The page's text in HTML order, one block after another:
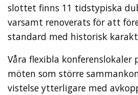
slottet finns 11 tidstypiska
varsamt renoverats för att
standard med historisk
Våra flexibla konferenslokaler
möten som större
vistelse ytterligare med